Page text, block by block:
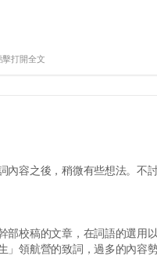
擊打開全文
容之後，稍微有些想法。不
校稿的文章，在詞語的選用
」領航營的致詞，過多的內容